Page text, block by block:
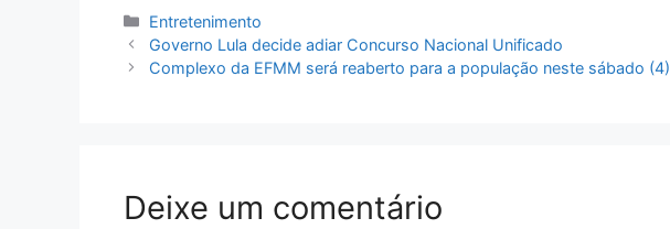
Categorias
Entretenimento
Governo Lula decide adiar Concurso Nacional Unificado
Complexo da EFMM será reaberto para a população neste sábado (4)
Deixe um comentário